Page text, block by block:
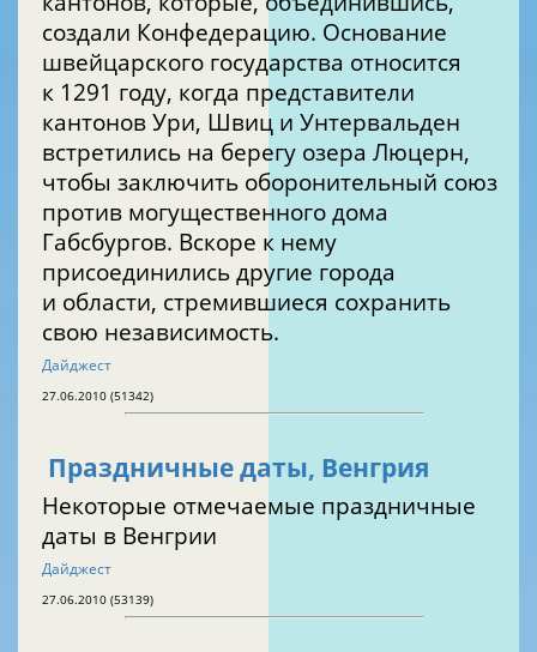
создали Конфедерацию. Основание
швейцарского государства относится
к 1291 году, когда представители
кантонов Ури, Швиц и Унтервальден
встретились на берегу озера Люцерн,
чтобы заключить оборонительный союз
против могущественного дома
Габсбургов. Вскоре к нему
присоединились другие города
и области, стремившиеся сохранить
свою независимость.
Дайджест
27.06.2010 (51342)
Праздничные даты, Венгрия
Некоторые отмечаемые праздничные
даты в Венгрии
Дайджест
27.06.2010 (53139)